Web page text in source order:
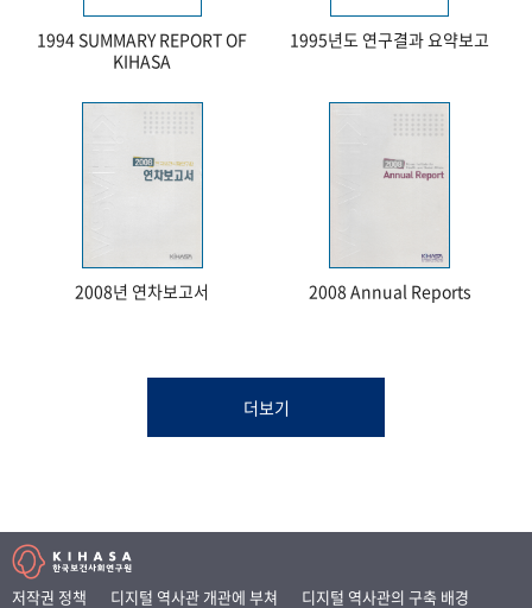
1994 SUMMARY REPORT OF
KIHASA
1995년도 연구결과 요약보고
2008년 연차보고서 2008 Annual Reports
더보기
저작권 정책 디지털 역사관 개관에 부쳐 디지털 역사관의 구축 배경